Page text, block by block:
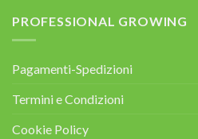
PROFESSIONAL GROWING
Pagamenti-Spedizioni
Termini e Condizioni
Cookie Policy